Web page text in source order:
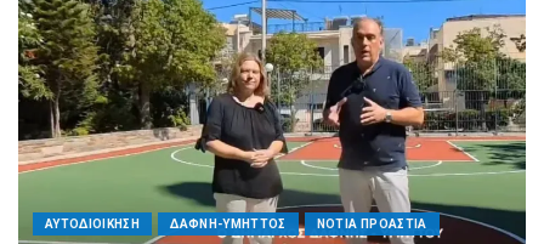
ΑΥΤΟΔΙΟΙΚΗΣΗ ΔΑΦΝΗ-ΥΜΗΤΤΟΣ ΝΟΤΙΑ ΠΡΟΑΣΤΙΑ